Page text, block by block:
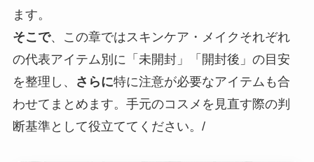
ます。
そこで、この章ではスキンケア・メイクそれぞれ
の代表アイテム別に「未開封」「開封後」の目安
を整理し、
さらに特に注意が必要なアイテムも合
わせてまとめます。手元のコスメを見直す際の判
断基準として役立ててください。/